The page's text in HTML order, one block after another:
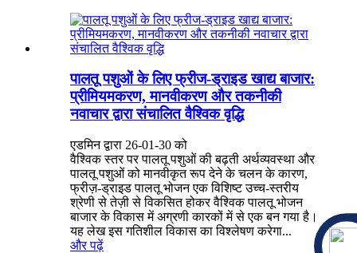
पालतू पशुओं के लिए फ्रीज-ड्राइड खाद्य बाजार:
प्रीमियमकरण, मानवीकरण और तकनीकी
नवाचार द्वारा संचालित वैश्विक वृद्धि
एडमिन द्वारा 26-01-30 को
वैश्विक स्तर पर पालतू पशुओं की बढ़ती अर्थव्यवस्था और
पालतू पशुओं को मानवीकृत रूप देने के चलन के कारण,
फ्रीज़-ड्राइड पालतू भोजन एक विशिष्ट उच्च-स्तरीय
श्रेणी से तेज़ी से विकसित होकर वैश्विक पालतू भोजन
बाजार के विकास में अग्रणी कारकों में से एक बन गया है।
यह लेख इस गतिशील विकास का विश्लेषण करेगा...
और पढ़ें